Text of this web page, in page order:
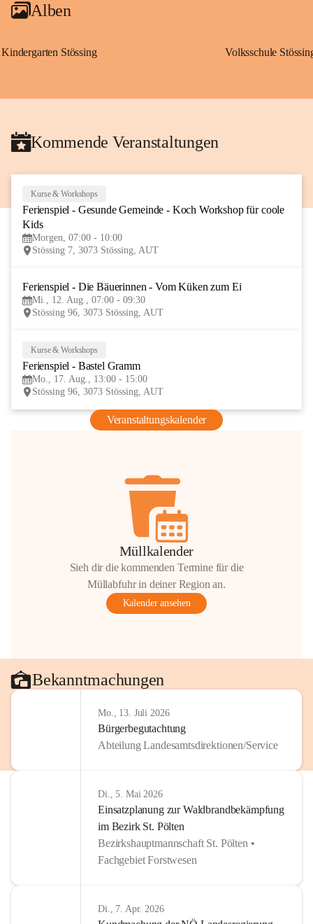
Alben
Kindergarten Stössing Volksschule
Kommende Veranstaltungen
AUG
Kurse & Workshops
Ferienspiel - Gesunde Gemeinde - Koch Workshop für coole
Kids
Morgen, 07:00 - 10:00
Stössing 7, 3073 Stössing, AUT
Ferienspiel - Die Bäuerinnen - Vom Küken zum Ei
Mi., 12. Aug., 07:00 - 09:30
Stössing 96, 3073 Stössing, AUT
Kurse & Workshops
Ferienspiel - Bastel Gramm
Mo., 17. Aug., 13:00 - 15:00
Stössing 96, 3073 Stössing, AUT
Veranstaltungskalender
Müllkalender
Sieh dir die kommenden Termine für die
Müllabfuhr in deiner Region an.
Kalender ansehen
Bekanntmachungen
Mo., 13. Juli 2026
Bürgerbegutachtung
Abteilung Landesamtsdirektionen/Service
Di., 5. Mai 2026
Einsatzplanung zur Waldbrandbekämpfung
im Bezirk St. Pölten
Bezirkshauptmannschaft St. Pölten •
Fachgebiet Forstwesen
Di., 7. Apr. 2026